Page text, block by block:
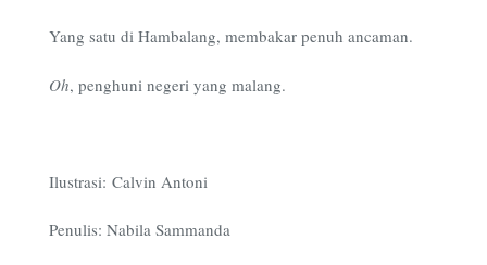
Yang satu di Hambalang, membakar penuh ancaman.
Oh, penghuni negeri yang malang.
Ilustrasi: Calvin Antoni
Penulis: Nabila Sammanda